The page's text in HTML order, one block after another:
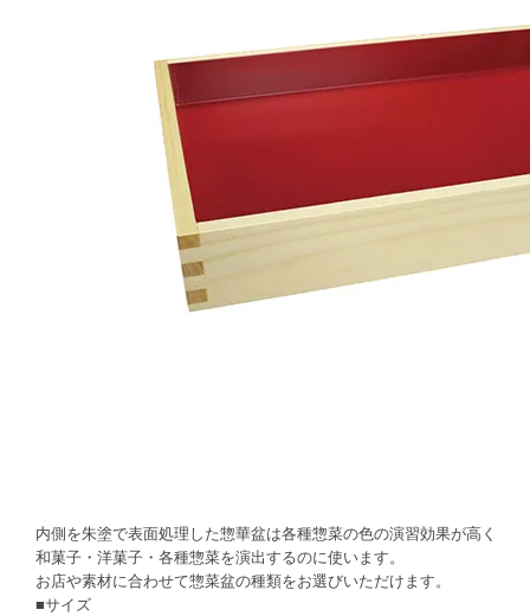
内側を朱塗で表面処理した惣華盆は各種惣菜の色の演習効果が高く
和菓子・洋菓子・各種惣菜を演出するのに使います。
お店や素材に合わせて惣菜盆の種類をお選びいただけます。
■サイズ